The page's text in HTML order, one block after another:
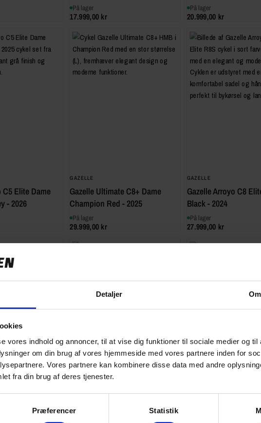
Detaljer Om
vores indhold og annoncer, til at vise dig funktioner til sociale medier og til
om din brug af vores hjemmeside med vores partnere inden for
Vores partnere kan kombinere disse data med andre
fra din brug af deres tjenester.
Præferencer Statistik
På lager
17.999,00 kr
På lager
20.999,00 kr
C5 Elite Dame
- 2026
GAZELLE
Gazelle Ultimate C8+ Dame
Champion Red - 2025
På lager
29.999,00 kr
GAZELLE
Gazelle Arroyo C8
Black - 2024
På lager
27.999,00 kr
Anthracite Grey - 2025